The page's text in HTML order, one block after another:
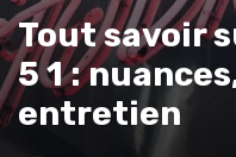
Tout savoir
5 1 :
entretien